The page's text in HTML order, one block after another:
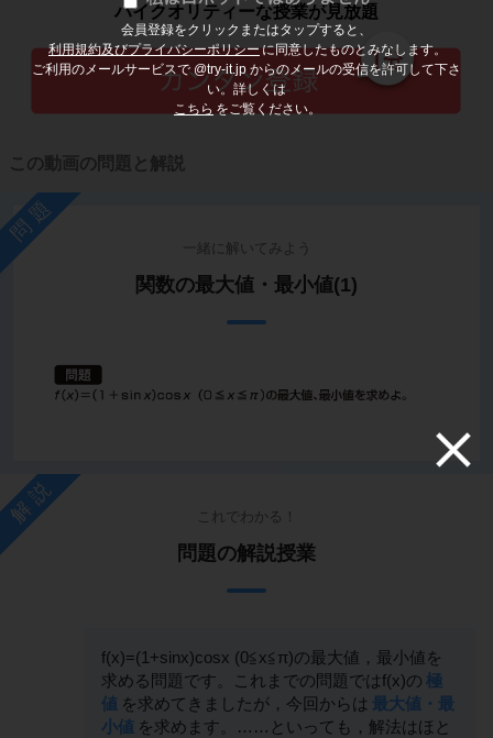
会員登録をクリックまたはタップすると、
利用規約及びプライバシーポリシーに同意したものとみなします。
ご利用のメールサービスで @try-it.jp からのメールの受信を許可して下さ
い。詳しくは
こちら をご覧ください。
ハイクオリティーな授業が見放題
この動画の問題と解説
問題
一緒に解いてみよう
関数の最大値・最小値(1)
解説 これでわかる！
問題の解説授業
f(x)=(1+sinx)cosx (0≦x≦π)の最大値，最小値を
求める問題です。これまでの問題ではf(x)の 極
値 を求めてきましたが，今回からは 最大値・最
小値 を求めます。……といっても，解法はほと